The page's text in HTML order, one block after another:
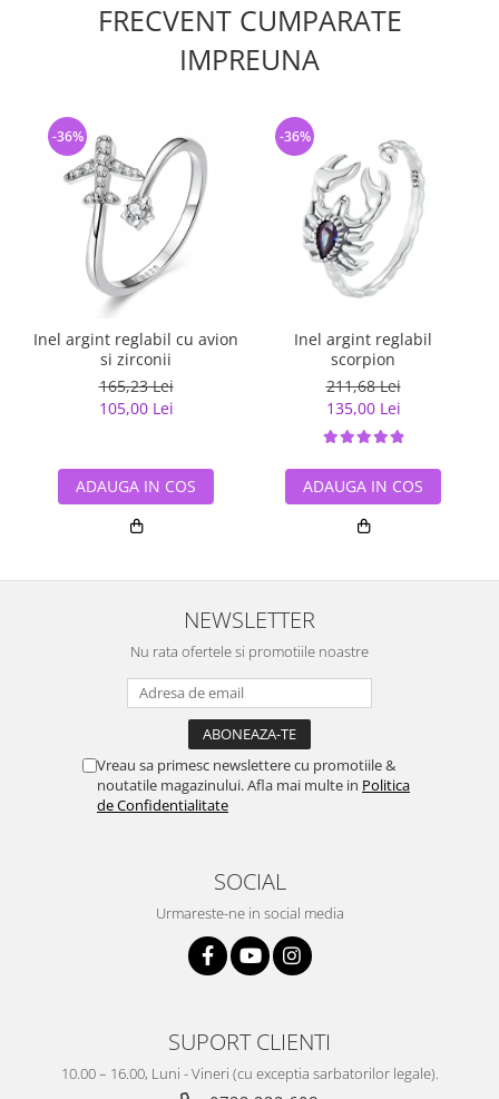
FRECVENT CUMPARATE
IMPREUNA
Inel argint reglabil cu avion
si zirconii
165,23 Lei
105,00 Lei
-36%
ADAUGA IN COS
Inel argint reglabil
scorpion
211,68 Lei
135,00 Lei
-36%
ADAUGA IN COS
NEWSLETTER
Nu rata ofertele si promotiile noastre
Vreau sa primesc newslettere cu promotiile &
noutatile magazinului. Afla mai multe in Politica
de Confidentialitate
SOCIAL
Urmareste-ne in social media
SUPORT CLIENTI
10.00 – 16.00, Luni - Vineri (cu exceptia sarbatorilor legale).